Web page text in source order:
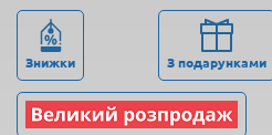
Знижки З подарунками